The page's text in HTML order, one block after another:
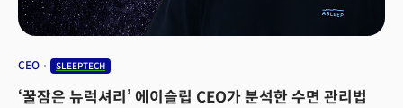
것으로 보입니다.슬립테크는 현대인의 수면 문제를 해결할 수 있을까요?
&nbsp;<CEO 포커스> 30호에서는, 늘 시험 주간인 것처럼 피로에 시달리는
현주소와 전망을 살펴봅니다.
CEO SLEEPTECH
‘꿀잠은 뉴럭셔리’ 에이슬립 CEO가 분석한 수면 관리법